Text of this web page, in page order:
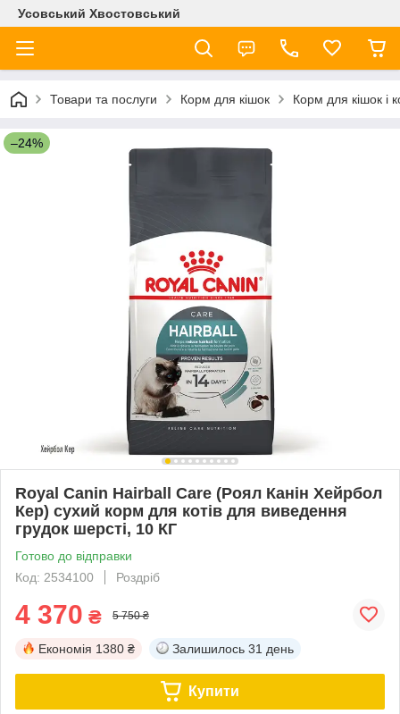
Усовський Хвостовський
Товари та послуги Корм для кішок Корм для кішок і
–24%
Royal Canin Hairball Care (Роял Канін Хейрбол
Кер) сухий корм для котів для виведення
грудок шерсті, 10 КГ
Готово до відправки
Код: 2534100
Роздріб
4 370 ₴ 5 750 ₴
Економія 1380 ₴ Залишилось 31 день
Купити